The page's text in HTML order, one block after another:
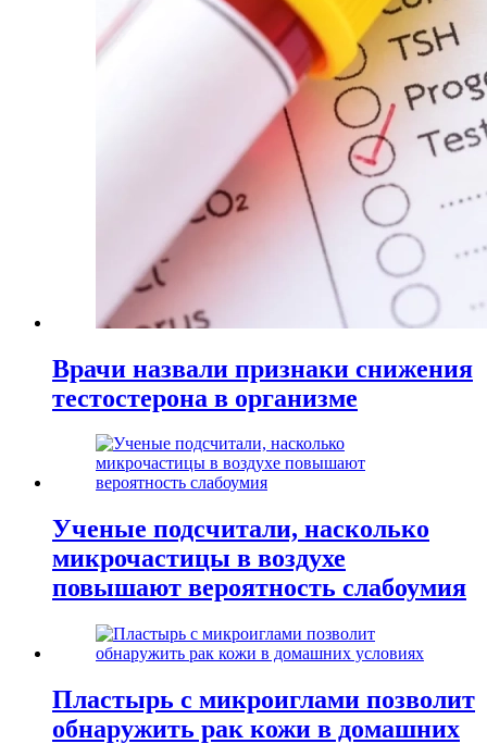
Врачи назвали признаки снижения
тестостерона в организме
Ученые подсчитали, насколько
микрочастицы в воздухе
повышают вероятность слабоумия
Пластырь с микроиглами позволит
обнаружить рак кожи в домашних